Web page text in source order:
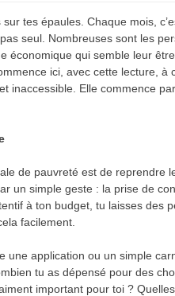
tes épaules. Chaque mois,
seul. Nombreuses sont les
économique qui semble leur
ici, avec cette lecture, à
inaccessible. Elle commence
de pauvreté est de reprendre
un simple geste : la prise de
à ton budget, tu laisses des
facilement.
une application ou un simple
tu as dépensé pour des
important pour toi ?